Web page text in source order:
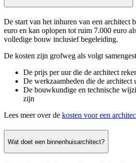
De start van het inhuren van een architect
euro en kan oplopen tot ruim 7.000 euro
volledige bouw inclusief begeleiding.
De kosten zijn grofweg als volgt
De prijs per uur die de architect
De werkzaamheden die de architect
De bouwkundige en technische
zijn
Lees meer over de kosten voor een
Wat doet een binnenhuisarchitect?